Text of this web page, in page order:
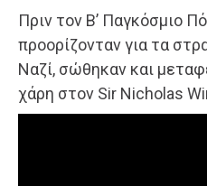
Πριν τον Β’ Παγκόσμιο
προορίζονταν για τα
Ναζί, σώθηκαν και
χάρη στον Sir Nicholas